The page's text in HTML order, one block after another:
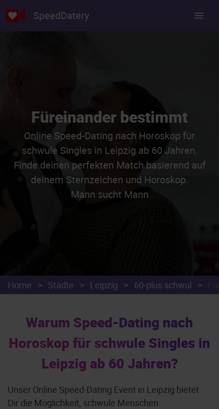
SpeedDatery
Füreinander bestimmt
Online Speed-Dating nach Horoskop für
schwule Singles in Leipzig ab 60 Jahren.
Finde deinen perfekten Match basierend auf
deinem Sternzeichen und Horoskop.
Mann sucht Mann
Home > Städte > Leipzig > 60-plus schwul >
Warum Speed-Dating nach
Horoskop für schwule Singles in
Leipzig ab 60 Jahren?
Unser Online Speed-Dating Event in Leipzig bietet
Dir die Möglichkeit, schwule Menschen